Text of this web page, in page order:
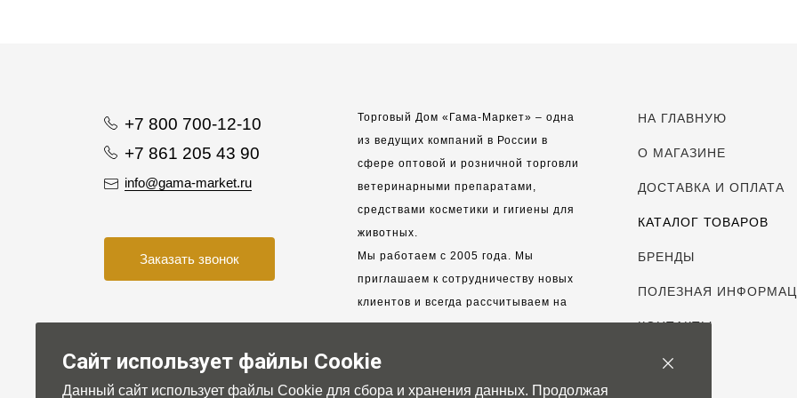
+7 800 700-12-10
+7 861 205 43 90
info@gama-market.ru
Заказать звонок
Торговый Дом «Гама-Маркет» – одна
из ведущих компаний в России в
сфере оптовой и розничной торговли
ветеринарными препаратами,
средствами косметики и гигиены для
животных.
Мы работаем с 2005 года. Мы
приглашаем к сотрудничеству новых
клиентов и всегда рассчитываем на
взаимовыгодные, долгосрочные
Для нас дорог каждый клиент!
НА ГЛАВНУЮ
О МАГАЗИНЕ
ДОСТАВКА И ОПЛАТА
КАТАЛОГ ТОВАРОВ
БРЕНДЫ
ПОЛЕЗНАЯ
КОНТАКТЫ
Сайт использует файлы Cookie
Данный сайт использует файлы Cookie для сбора и хранения данных. Продолжая